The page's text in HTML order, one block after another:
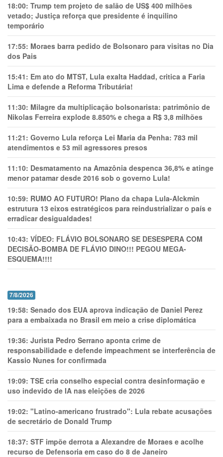
18:00: Trump tem projeto de salão de US$ 400 milhões
vetado; Justiça reforça que presidente é inquilino
temporário
17:55: Moraes barra pedido de Bolsonaro para visitas no Dia
dos Pais
15:41: Em ato do MTST, Lula exalta Haddad, critica a Faria
Lima e defende a Reforma Tributária!
11:30: Milagre da multiplicação bolsonarista: patrimônio de
Nikolas Ferreira explode 8.850% e chega a R$ 3,8 milhões
11:21: Governo Lula reforça Lei Maria da Penha: 783 mil
atendimentos e 53 mil agressores presos
11:10: Desmatamento na Amazônia despenca 36,8% e atinge
menor patamar desde 2016 sob o governo Lula!
10:59: RUMO AO FUTURO! Plano da chapa Lula-Alckmin
estrutura 13 eixos estratégicos para reindustrializar o país e
erradicar desigualdades!
10:43: VÍDEO: FLÁVIO BOLSONARO SE DESESPERA COM
DECISÃO-BOMBA DE FLÁVIO DINO!!! PEGOU MEGA-
ESQUEMA!!!!
7/8/2026
19:58: Senado dos EUA aprova indicação de Daniel Perez
para a embaixada no Brasil em meio a crise diplomática
19:36: Jurista Pedro Serrano aponta crime de
responsabilidade e defende impeachment se interferência de
Kassio Nunes for confirmada
19:09: TSE cria conselho especial contra desinformação e
uso indevido de IA nas eleições de 2026
19:02: "Latino-americano frustrado": Lula rebate acusações
de secretário de Donald Trump
18:37: STF impõe derrota a Alexandre de Moraes e acolhe
recurso de Defensoria em caso do 8 de Janeiro